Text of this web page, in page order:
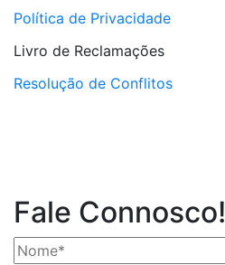
Política de Privacidade
Livro de Reclamações
Resolução de Conflitos
Fale Connosco!